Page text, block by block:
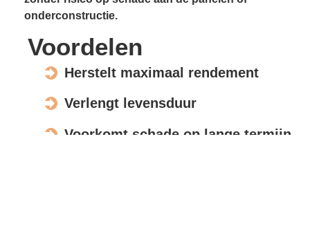
onderconstructie.
Voordelen
Herstelt maximaal rendement
Verlengt levensduur
Voorkomt schade op lange termijn